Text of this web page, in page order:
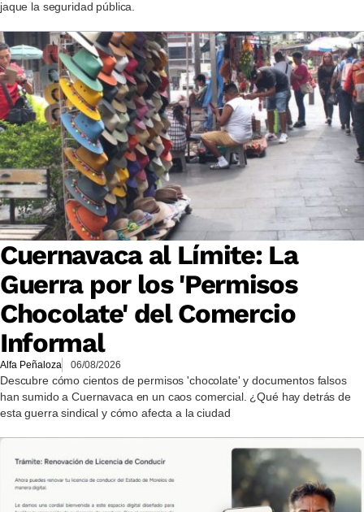
jaque la seguridad pública.
Cuernavaca al Límite: La
Guerra por los 'Permisos
Chocolate' del Comercio
Informal
Alfa Peñaloza 06/08/2026
Descubre cómo cientos de permisos 'chocolate' y documentos falsos
han sumido a Cuernavaca en un caos comercial. ¿Qué hay detrás de
esta guerra sindical y cómo afecta a la ciudad